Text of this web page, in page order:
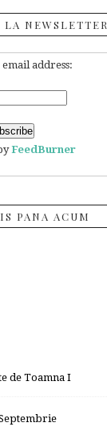
NEWSLETTER
address:
FeedBurner
PANA ACUM
de Toamna I